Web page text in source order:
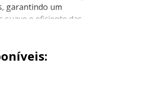
garantindo um
e eficiente das
além disso, são ideais
a desgastes são